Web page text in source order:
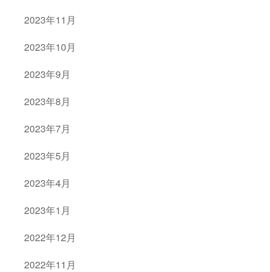
2023年11月
2023年10月
2023年9月
2023年8月
2023年7月
2023年5月
2023年4月
2023年1月
2022年12月
2022年11月